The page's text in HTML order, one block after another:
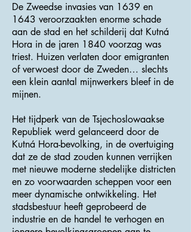
De Zweedse invasies van 1639 en
1643 veroorzaakten enorme schade
aan de stad en het schilderij dat Kutná
Hora in de jaren 1840 voorzag was
triest. Huizen verlaten door emigranten
of verwoest door de Zweden… slechts
een klein aantal mijnwerkers bleef in de
mijnen.
Het tijdperk van de Tsjechoslowaakse
Republiek werd gelanceerd door de
Kutná Hora-bevolking, in de overtuiging
dat ze de stad zouden kunnen verrijken
met nieuwe moderne stedelijke districten
en zo voorwaarden scheppen voor een
meer dynamische ontwikkeling. Het
stadsbestuur heeft geprobeerd de
industrie en de handel te verhogen en